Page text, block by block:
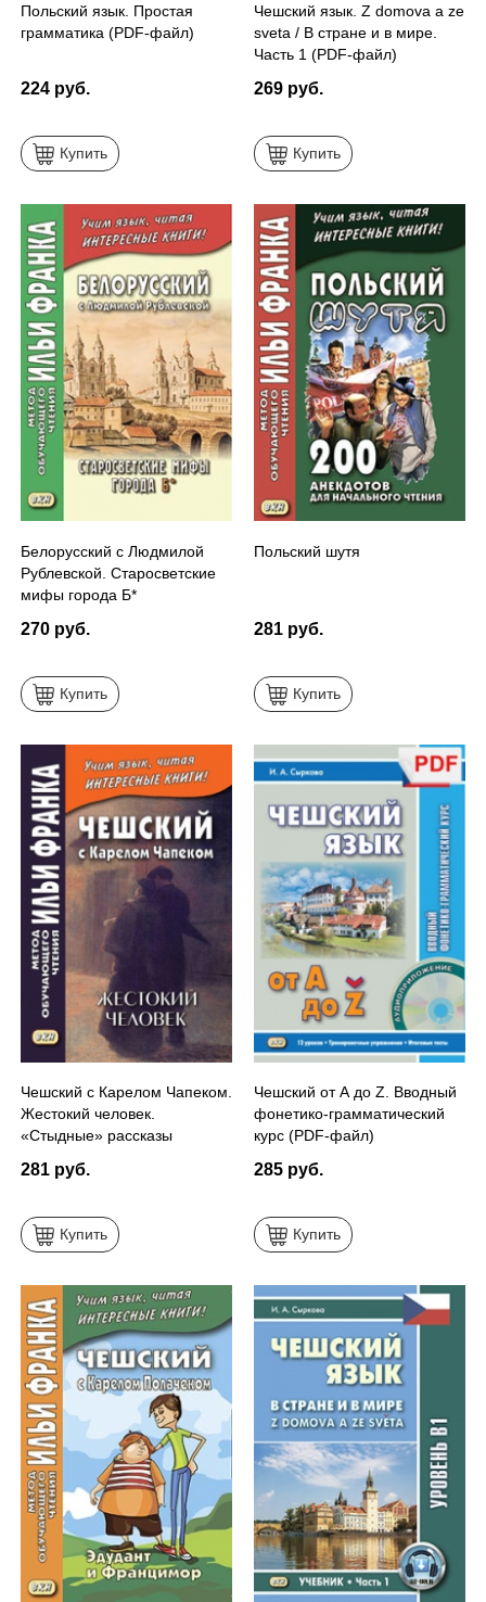
Польский язык. Простая
грамматика (PDF-файл)
224 руб.
Купить
Чешский язык. Z domova a ze
sveta / В стране и в мире.
Часть 1 (PDF-файл)
269 руб.
Купить
Белорусский с Людмилой
Рублевской. Старосветские
мифы города Б*
270 руб.
Купить
Польский шутя
281 руб.
Купить
Чешский с Карелом Чапеком.
Жестокий человек.
«Стыдные» рассказы
281 руб.
Купить
Чешский от А до Z. Вводный
фонетико-грамматический
курс (PDF-файл)
285 руб.
Купить